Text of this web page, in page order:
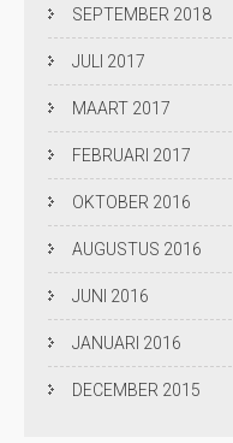
SEPTEMBER 2018
JULI 2017
MAART 2017
FEBRUARI 2017
OKTOBER 2016
AUGUSTUS 2016
JUNI 2016
JANUARI 2016
DECEMBER 2015